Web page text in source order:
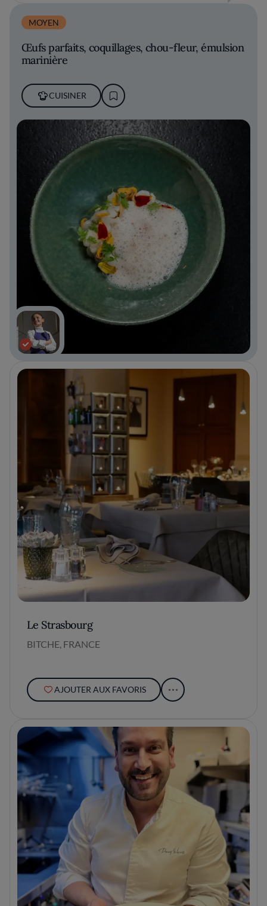
MOYEN
Œufs parfaits, coquillages, chou-fleur, émulsion
marinière
CUISINER
Le Strasbourg
BITCHE, FRANCE
AJOUTER AUX FAVORIS